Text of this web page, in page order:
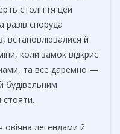
століття цей
разів споруда
встановлювалися й
коли замок відкриє
та все даремно —
будівельним
стояти.
овіяна легендами й